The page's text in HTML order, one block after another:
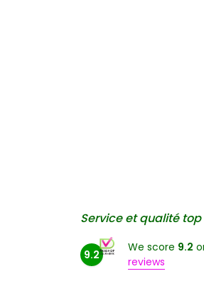
Service et qualité top
9.2
We score 9.2
reviews